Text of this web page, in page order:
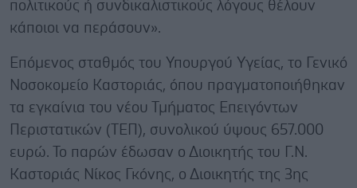
πολιτικούς ή συνδικαλιστικούς λόγους θέλουν
κάποιοι να περάσουν».
Επόμενος σταθμός του Υπουργού Υγείας, το Γενικό
Νοσοκομείο Καστοριάς, όπου πραγματοποιήθηκαν
τα εγκαίνια του νέου Τμήματος Επειγόντων
Περιστατικών (ΤΕΠ), συνολικού ύψους 657.000
ευρώ. Το παρών έδωσαν ο Διοικητής του Γ.Ν.
Καστοριάς Νίκος Γκόνης, ο Διοικητής της 3ης